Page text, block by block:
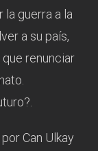
la guerra a la
a su país,
que renunciar
Can Ulkay